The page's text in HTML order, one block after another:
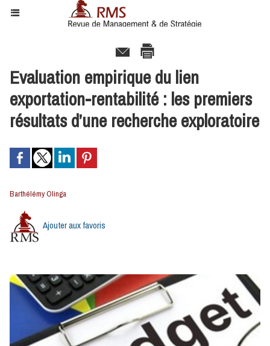
Evaluation empirique du lien
exportation-rentabilité : les premiers
résultats d’une recherche exploratoire
Barthélémy Olinga
Ajouter aux favoris